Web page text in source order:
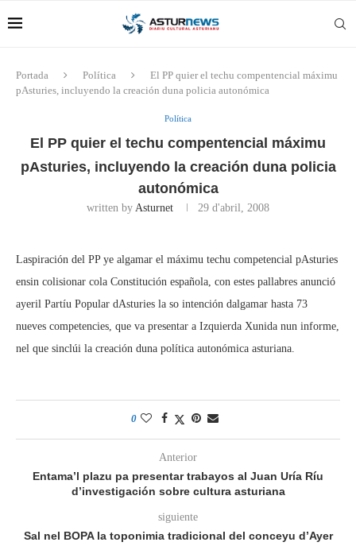
Portada Política
El PP quier el techu compentencial máximu
pAsturies, incluyendo la creación duna policia autonómica
Política
El PP quier el techu compentencial máximu
pAsturies, incluyendo la creación duna policia
autonómica
written by Asturnet 29 d'abril, 2008
Laspiración del PP ye algamar el máximu techu competencial pAsturies
ensin colisionar cola Constitución española, con estes pallabres anunció
ayeril Partíu Popular dAsturies la so intención dalgamar hasta 73
nueves competencies, que va presentar a Izquierda Xunida nun informe,
nel que sinclúi la creación duna política autonómica asturiana.
0
Anterior
Entama’l plazu pa presentar trabayos al Juan Uría Ríu
d’investigación sobre cultura asturiana
siguiente
Sal nel BOPA la toponimia tradicional del conceyu d’Ayer